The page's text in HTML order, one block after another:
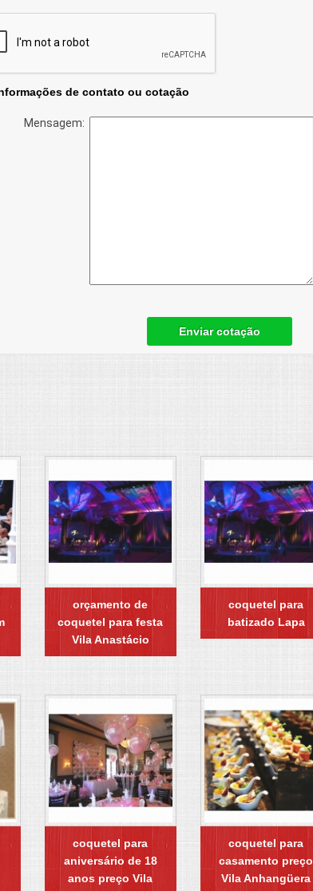
de contato ou cotação
Mensagem:
Enviar cotação
orçamento de
coquetel para festa
Vila Anastácio
coquetel para
batizado Lapa
coquetel para
aniversário de 18
anos preço Vila
coquetel para
casamento preço
Vila Anhangüera